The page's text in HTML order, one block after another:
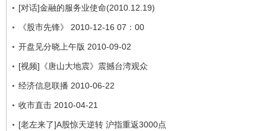
[对话]金融的服务业使命(2010.12.19)
《股市先锋》 2010-12-16 07：00
开盘见分晓上午版 2010-09-02
[视频]《唐山大地震》震撼台湾观众
经济信息联播 2010-06-22
收市直击 2010-04-21
[老左来了]A股惊天逆转 沪指重返3000点